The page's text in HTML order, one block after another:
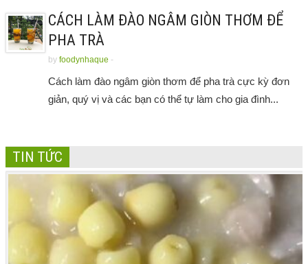
CÁCH LÀM ĐÀO NGÂM GIÒN THƠM ĐỂ
PHA TRÀ
by foodynhaque -
Cách làm đào ngâm giòn thơm để pha trà cực kỳ đơn
giản, quý vị và các bạn có thể tự làm cho gia đình...
TIN TỨC